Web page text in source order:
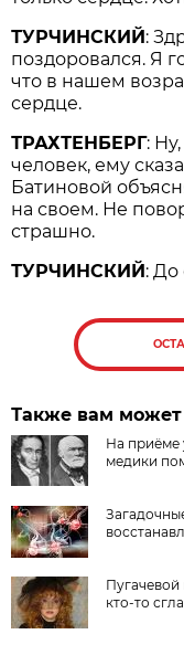
ТУРЧИНСКИЙ:
поздоровался. Я
что в нашем
сердце.
ТРАХТЕНБЕРГ:
человек, ему
Батиновой
на своем. Не
страшно.
ТУРЧИНСКИЙ: До
Также вам
На приёме
медики
кто-то